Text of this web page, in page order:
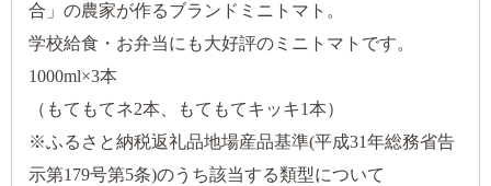
合」の農家が作るブランドミニトマト。
学校給食・お弁当にも大好評のミニトマトです。
1000ml×3本
（もてもてネ2本、もてもてキッキ1本）
※ふるさと納税返礼品地場産品基準(平成31年総務省告
示第179号第5条)のうち該当する類型について